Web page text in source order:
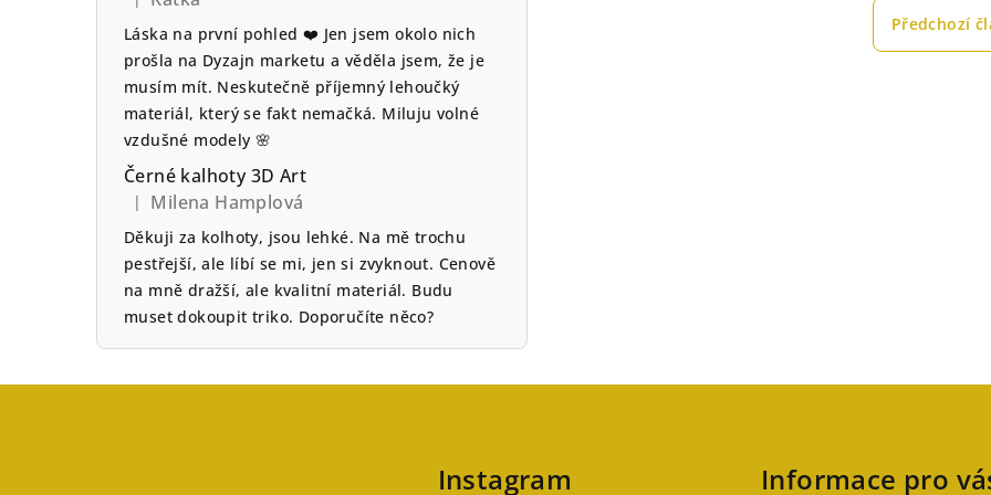
Hodnocení produktu je 5 z 5 hvězdiček.
Láska na první pohled ❤️ Jen jsem okolo nich
prošla na Dyzajn marketu a věděla jsem, že je
musím mít. Neskutečně příjemný lehoučký
materiál, který se fakt nemačká. Miluju volné
vzdušné modely 🌸
Černé kalhoty 3D Art
Hodnocení produktu je 5 z 5 hvězdiček.
| Milena Hamplová
Děkuji za kolhoty, jsou lehké. Na mě trochu
pestřejší, ale líbí se mi, jen si zvyknout. Cenově
na mně dražší, ale kvalitní materiál. Budu
muset dokoupit triko. Doporučíte něco?
Předchozí
Instagram Informace pro